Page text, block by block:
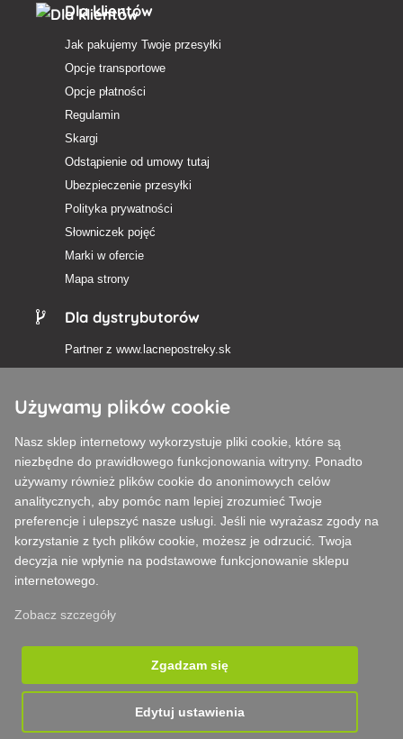
Dla klientów
Jak pakujemy Twoje przesyłki
Opcje transportowe
Opcje płatności
Regulamin
Skargi
Odstąpienie od umowy tutaj
Ubezpieczenie przesyłki
Polityka prywatności
Słowniczek pojęć
Marki w ofercie
Mapa strony
Dla dystrybutorów
Partner z www.lacnepostreky.sk
Zawsze służymy fachową poradą
Reklamacje są rozpatrywane w ciągu 24 godzin
85% towarów w magazynie
Używamy plików cookie
Nasz sklep internetowy wykorzystuje pliki cookie, które są
niezbędne do prawidłowego funkcjonowania witryny. Ponadto
używamy również plików cookie do anonimowych celów
analitycznych, aby pomóc nam lepiej zrozumieć Twoje
preferencje i ulepszyć nasze usługi. Jeśli nie wyrażasz zgody na
korzystanie z tych plików cookie, możesz je odrzucić. Twoja
decyzja nie wpłynie na podstawowe funkcjonowanie sklepu
internetowego.
Zobacz szczegóły
Zgadzam się
Edytuj ustawienia